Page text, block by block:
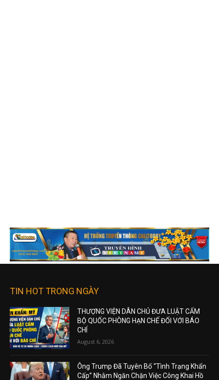
TIN HOT TRONG NGÀY
THƯỢNG VIỆN DÂN CHỦ ĐƯA LUẬT CẤM
BỘ QUỐC PHÒNG HẠN CHẾ ĐỐI VỚI BÁO
CHÍ
August 6, 2026
Ông Trump Đã Tuyên Bố “Tình Trạng Khẩn
Cấp” Nhằm Ngăn Chặn Việc Công Khai Hồ